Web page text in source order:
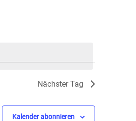
Nächster Tag
Kalender abonnieren